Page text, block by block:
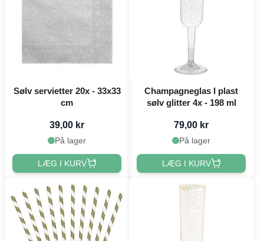
Sølv servietter 20x - 33x33
cm
39,00 kr
På lager
LÆG I KURV
Champagneglas I plast
sølv glitter 4x - 198 ml
79,00 kr
På lager
LÆG I KURV